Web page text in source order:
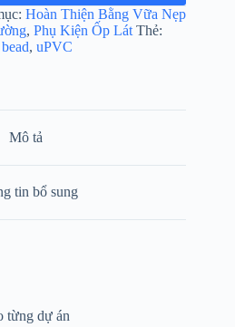
Hoàn Thiện Bằng Vữa Nẹp
, Phụ Kiện Ốp Lát Thẻ:
, uPVC
Mô tả
tin bổ sung
từng dự án